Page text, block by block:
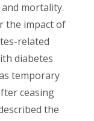
mortality.
the impact of
related
diabetes
temporary
ceasing
the